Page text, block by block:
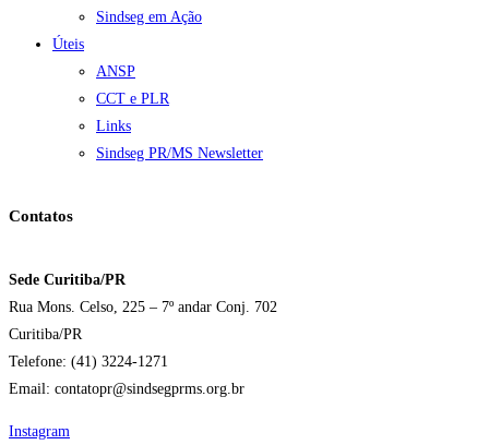
Sindseg em Ação
Úteis
ANSP
CCT e PLR
Links
Sindseg PR/MS Newsletter
Contatos
Sede Curitiba/PR
Rua Mons. Celso, 225 – 7º andar Conj. 702
Curitiba/PR
Telefone: (41) 3224-1271
Email: contatopr@sindsegprms.org.br
Instagram